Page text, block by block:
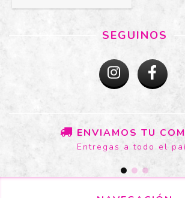
SEGUINOS
ENVIAMOS TU
Entregas a todo el